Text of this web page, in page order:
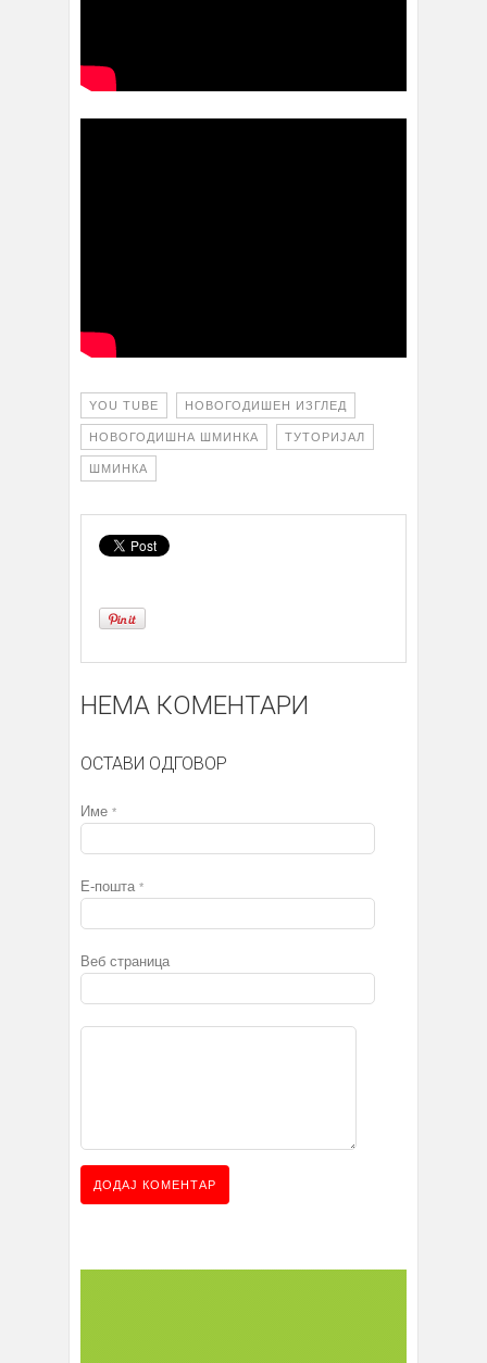
YOU TUBE НОВОГОДИШЕН ИЗГЛЕД
НОВОГОДИШНА ШМИНКА ТУТОРИЈАЛ
ШМИНКА
НЕМА КОМЕНТАРИ
ОСТАВИ ОДГОВОР
Име *
Е-пошта *
Веб страница